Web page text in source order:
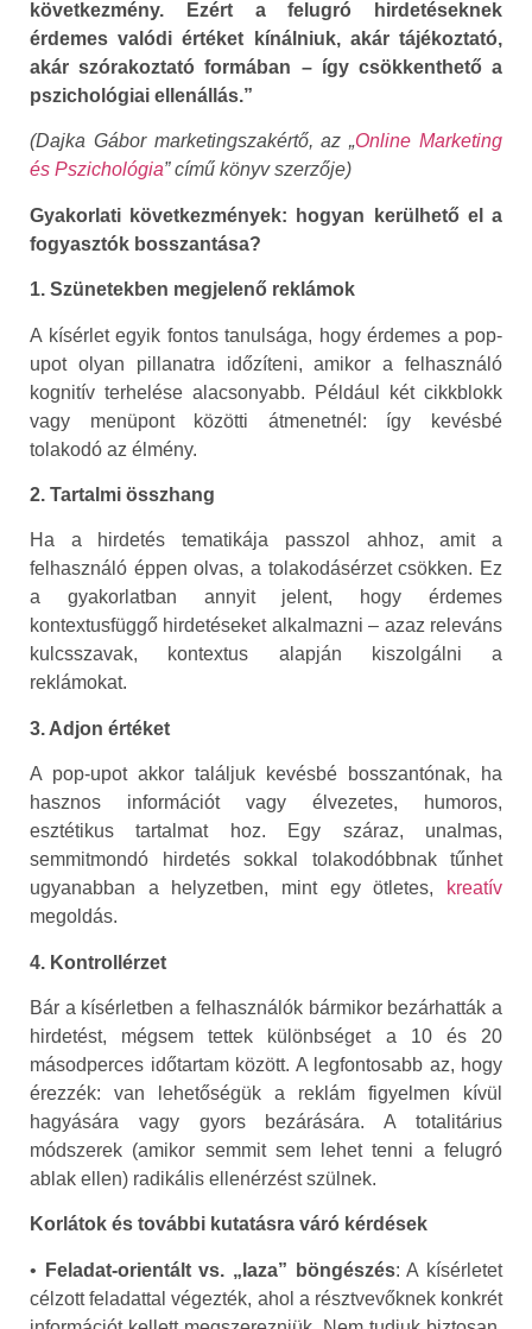
következmény. Ezért a felugró hirdetéseknek
érdemes valódi értéket kínálniuk, akár tájékoztató,
akár szórakoztató formában – így csökkenthető a
pszichológiai ellenállás.”
(Dajka Gábor marketingszakértő, az „Online Marketing
és Pszichológia” című könyv szerzője)
Gyakorlati következmények: hogyan kerülhető el a
fogyasztók bosszantása?
1. Szünetekben megjelenő reklámok
A kísérlet egyik fontos tanulsága, hogy érdemes a pop-
upot olyan pillanatra időzíteni, amikor a felhasználó
kognitív terhelése alacsonyabb. Például két cikkblokk
vagy menüpont közötti átmenetnél: így kevésbé
tolakodó az élmény.
2. Tartalmi összhang
Ha a hirdetés tematikája passzol ahhoz, amit a
felhasználó éppen olvas, a tolakodásérzet csökken. Ez
a gyakorlatban annyit jelent, hogy érdemes
kontextusfüggő hirdetéseket alkalmazni – azaz releváns
kulcsszavak, kontextus alapján kiszolgálni a
reklámokat.
3. Adjon értéket
A pop-upot akkor találjuk kevésbé bosszantónak, ha
hasznos információt vagy élvezetes, humoros,
esztétikus tartalmat hoz. Egy száraz, unalmas,
semmitmondó hirdetés sokkal tolakodóbbnak tűnhet
ugyanabban a helyzetben, mint egy ötletes,
kreatív
megoldás.
4. Kontrollérzet
Bár a kísérletben a felhasználók bármikor bezárhatták a
hirdetést, mégsem tettek különbséget a 10 és 20
másodperces időtartam között. A legfontosabb az, hogy
érezzék: van lehetőségük a reklám figyelmen kívül
hagyására vagy gyors bezárására. A totalitárius
módszerek (amikor semmit sem lehet tenni a felugró
ablak ellen) radikális ellenérzést szülnek.
Korlátok és további kutatásra váró kérdések
• Feladat-orientált vs. „laza” böngészés: A kísérletet
célzott feladattal végezték, ahol a résztvevőknek konkrét